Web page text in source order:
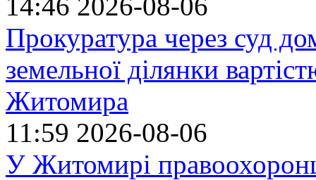
Прокуратура через суд
земельної ділянки
Житомира
11:59 2026-08-06
У Житомирі